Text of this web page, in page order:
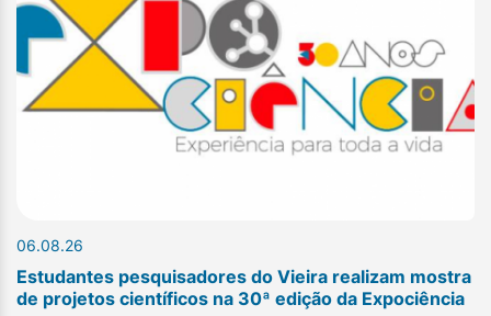
06.08.26
Estudantes pesquisadores do Vieira realizam mostra
de projetos científicos na 30ª edição da Expociência